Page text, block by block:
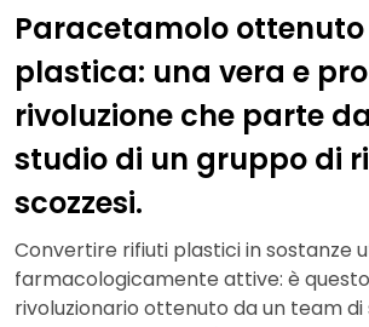
Paracetamolo
plastica: una vera e
rivoluzione che parte
studio di un gruppo di
scozzesi.
Convertire rifiuti plastici in sostanze
farmacologicamente attive: è
rivoluzionario ottenuto da un team di